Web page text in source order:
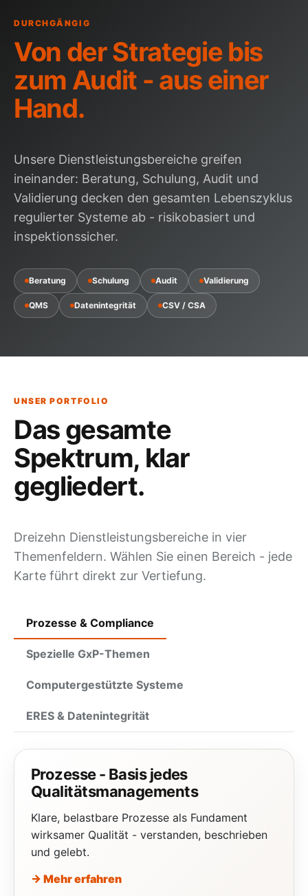
DURCHGÄNGIG
Von der Strategie bis
zum Audit - aus einer
Hand.
Unsere Dienstleistungsbereiche greifen
ineinander: Beratung, Schulung, Audit und
Validierung decken den gesamten Lebenszyklus
regulierter Systeme ab - risikobasiert und
inspektionssicher.
Beratung Schulung Audit Validierung
QMS Datenintegrität CSV / CSA
UNSER PORTFOLIO
Das gesamte
Spektrum, klar
gegliedert.
Dreizehn Dienstleistungsbereiche in vier
Themenfeldern. Wählen Sie einen Bereich - jede
Karte führt direkt zur Vertiefung.
Prozesse & Compliance
Spezielle GxP-Themen
Computergestützte Systeme
ERES & Datenintegrität
Prozesse - Basis jedes
Qualitätsmanagements
Klare, belastbare Prozesse als Fundament
wirksamer Qualität - verstanden, beschrieben
und gelebt.
→ Mehr erfahren